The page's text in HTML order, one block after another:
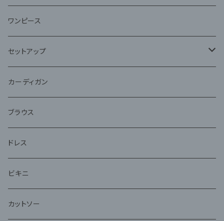
ワンピース
セットアップ
ジャケット
アンサンブル
カーディガン
ブラウス
ドレス
ビキニ
カットソー